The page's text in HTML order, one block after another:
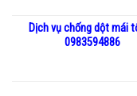
Dịch vụ chống dột mái
0983594886